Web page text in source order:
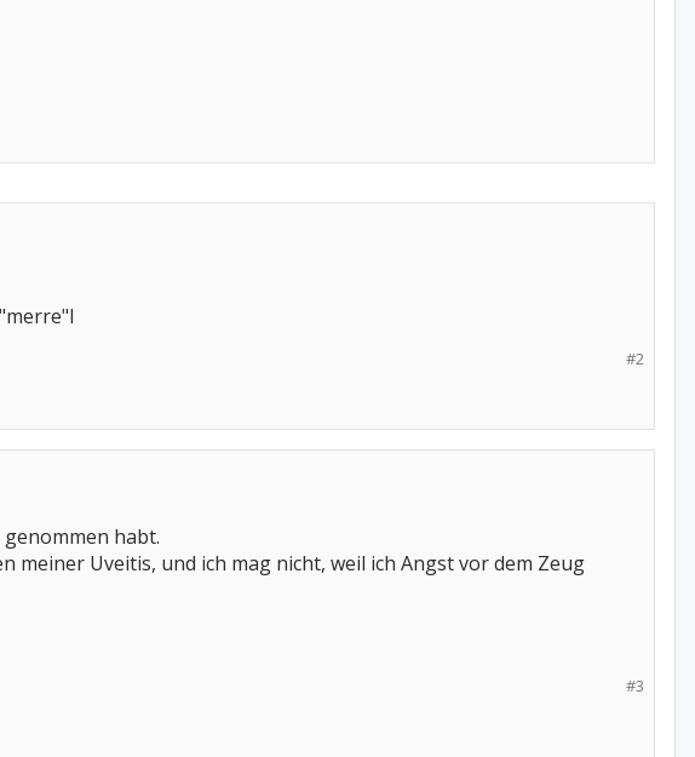
#2
habt.
meiner Uveitis, und ich mag nicht, weil ich Angst vor dem Zeug
#3